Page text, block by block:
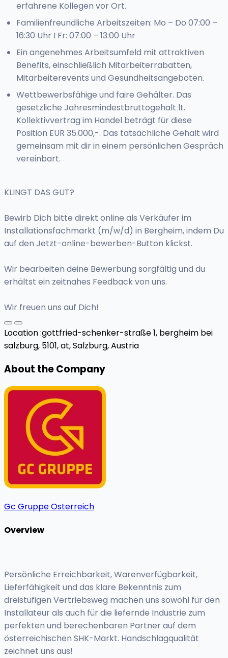
erfahrene Kollegen vor Ort.
Familienfreundliche Arbeitszeiten: Mo – Do 07:00 –
16:30 Uhr I Fr: 07:00 – 13:00 Uhr
Ein angenehmes Arbeitsumfeld mit attraktiven
Benefits, einschließlich Mitarbeiterrabatten,
Mitarbeiterevents und Gesundheitsangeboten.
Wettbewerbsfähige und faire Gehälter. Das
gesetzliche Jahresmindestbruttogehalt lt.
Kollektivvertrag im Handel beträgt für diese
Position EUR 35.000,-. Das tatsächliche Gehalt wird
gemeinsam mit dir in einem persönlichen Gespräch
vereinbart.
KLINGT DAS GUT?
Bewirb Dich bitte direkt online als Verkäufer im
Installationsfachmarkt (m/w/d) in Bergheim, indem Du
auf den Jetzt-online-bewerben-Button klickst.
Wir bearbeiten deine Bewerbung sorgfältig und du
erhältst ein zeitnahes Feedback von uns.
Wir freuen uns auf Dich!
Location :gottfried-schenker-straße 1, bergheim bei
salzburg, 5101, at,Salzburg, Austria
About the Company
Gc Gruppe Osterreich
Overview
Persönliche Erreichbarkeit, Warenverfügbarkeit,
Lieferfähigkeit und das klare Bekenntnis zum
dreistufigen Vertriebsweg machen uns sowohl für den
Installateur als auch für die liefernde Industrie zum
perfekten und berechenbaren Partner auf dem
österreichischen SHK-Markt. Handschlagqualität
zeichnet uns aus!